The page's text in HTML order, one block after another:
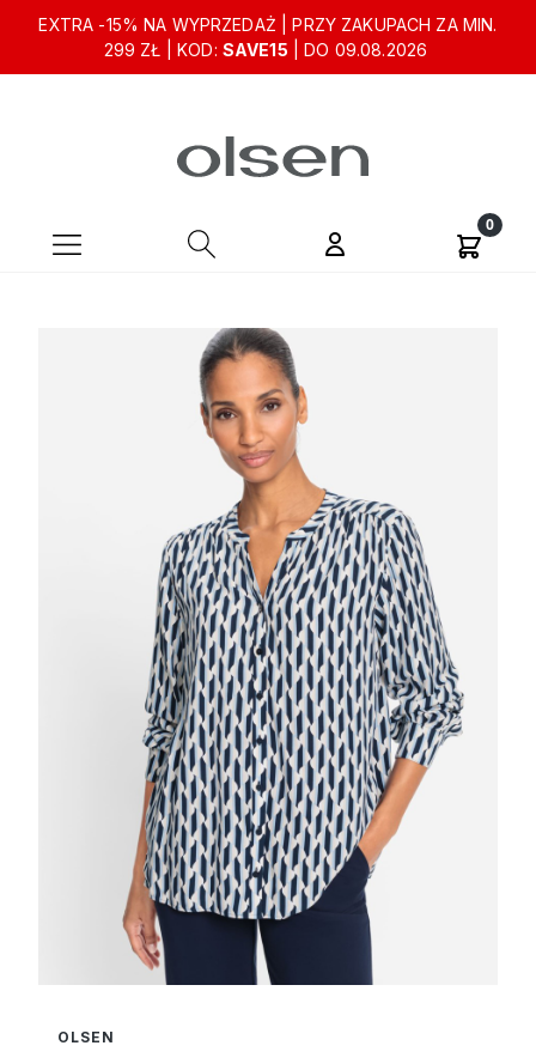
EXTRA -15% NA WYPRZEDAŻ | PRZY ZAKUPACH ZA MIN.
299 ZŁ | KOD: SAVE15 | DO 09.08.2026
OLSEN